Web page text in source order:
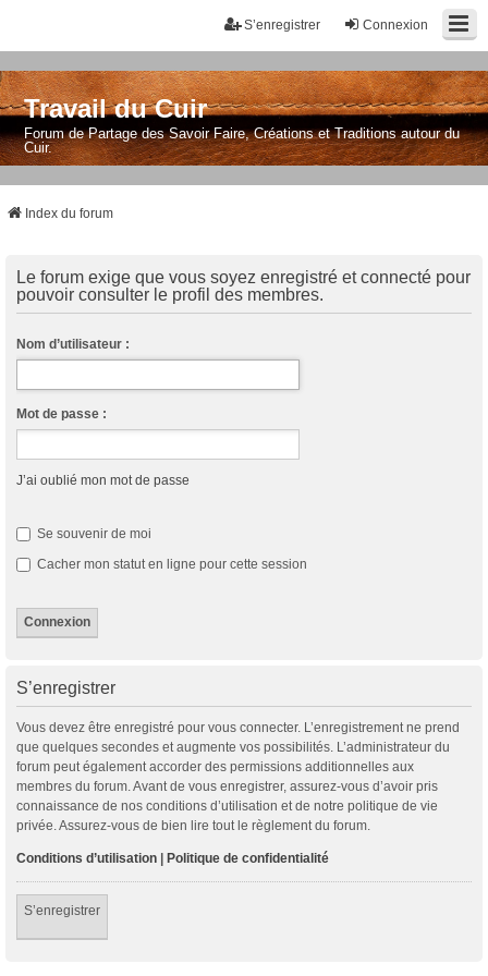
Connexion
S’enregistrer
Travail du Cuir
Forum de Partage des Savoir Faire, Créations et Traditions autour du
Cuir.
Index du forum
Le forum exige que vous soyez enregistré et connecté pour
pouvoir consulter le profil des membres.
Nom d’utilisateur :
Mot de passe :
J’ai oublié mon mot de passe
Se souvenir de moi
Cacher mon statut en ligne pour cette session
S’enregistrer
Vous devez être enregistré pour vous connecter. L’enregistrement ne prend
que quelques secondes et augmente vos possibilités. L’administrateur du
forum peut également accorder des permissions additionnelles aux
membres du forum. Avant de vous enregistrer, assurez-vous d’avoir pris
connaissance de nos conditions d’utilisation et de notre politique de vie
privée. Assurez-vous de bien lire tout le règlement du forum.
Conditions d’utilisation | Politique de confidentialité
S’enregistrer